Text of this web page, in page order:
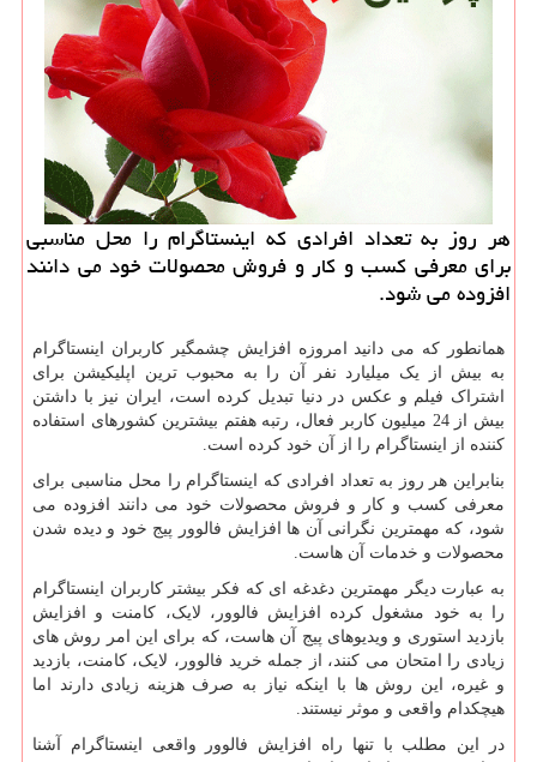
هر روز به تعداد افرادی كه اینستاگرام را محل مناسبی
برای معرفی كسب و كار و فروش محصولات خود می دانند
افزوده می شود.
همانطور که می دانید امروزه افزایش چشمگیر کاربران اینستاگرام
به بیش از یک میلیارد نفر آن را به محبوب ترین اپلیکیشن برای
اشتراک فیلم و عکس در دنیا تبدیل کرده است، ایران نیز با داشتن
بیش از 24 میلیون کاربر فعال، رتبه هفتم بیشترین کشورهای استفاده
کننده از اینستاگرام را از آن خود کرده است.
بنابراین هر روز به تعداد افرادی که اینستاگرام را محل مناسبی برای
معرفی کسب و کار و فروش محصولات خود می دانند افزوده می
شود، که مهمترین نگرانی آن ها افزایش فالوور پیج خود و دیده شدن
محصولات و خدمات آن هاست.
به عبارت دیگر مهمترین دغدغه ای که فکر بیشتر کاربران اینستاگرام
را به خود مشغول کرده افزایش فالوور، لایک، کامنت و افزایش
بازدید استوری و ویدیوهای پیج آن هاست، که برای این امر روش های
زیادی را امتحان می کنند، از جمله خرید فالوور، لایک، کامنت، بازدید
و غیره، این روش ها با اینکه نیاز به صرف هزینه زیادی دارند اما
هیچکدام واقعی و موثر نیستند.
در این مطلب با تنها راه افزایش فالوور واقعی اینستاگرام آشنا